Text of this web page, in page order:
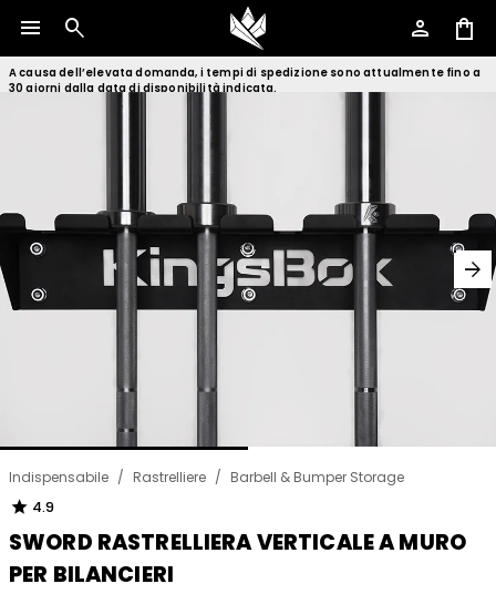
menu search person shopping_bag
A causa dell’elevata domanda, i tempi di spedizione sono attualmente fino a
30 giorni dalla data di disponibilità indicata.
arrow_forward
Indispensabile / Rastrelliere / Barbell & Bumper Storage
star 4.9
SWORD RASTRELLIERA VERTICALE A MURO
PER BILANCIERI